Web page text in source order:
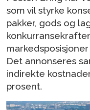
som vil styrke
pakker, gods og
Det annonseres
indirekte
prosent.